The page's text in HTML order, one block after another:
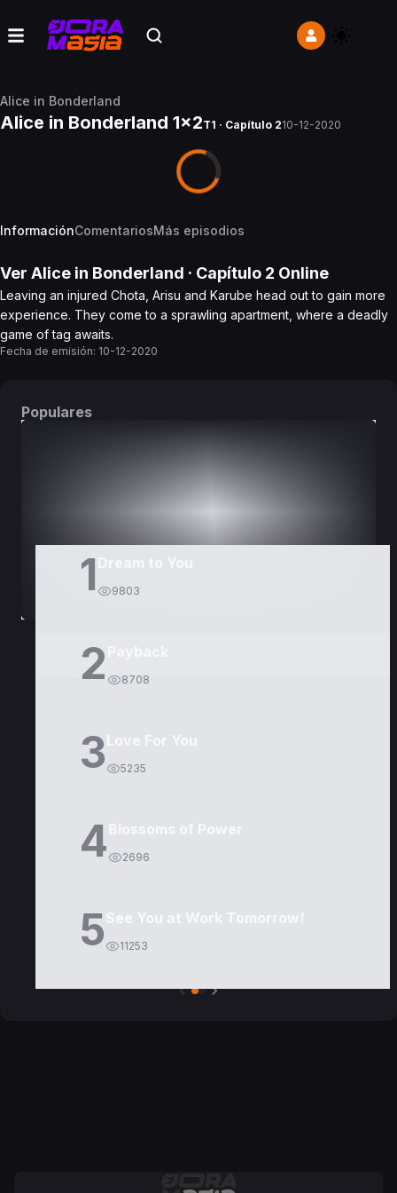
Alice in Bonderland
Alice in Bonderland 1x2T1 · Capítulo 210-12-2020
InformaciónComentariosMás episodios
Ver Alice in Bonderland · Capítulo 2 Online
Leaving an injured Chota, Arisu and Karube head out to gain more
experience. They come to a sprawling apartment, where a deadly
game of tag awaits.
Fecha de emisión: 10-12-2020
Populares
1 9803
2 8708
3Love For You
5235
4Blossoms of Power
2696
5See You at Work Tomorrow!
11253